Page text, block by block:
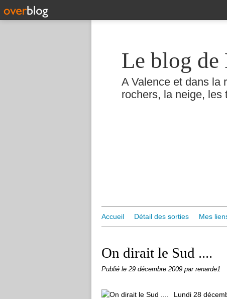
Le blog
A Valence et dans la
rochers, la neige, les
Accueil Détail des sorties Mes
On dirait le Sud ....
Publié le 29 décembre 2009 par renarde1
Lundi 28